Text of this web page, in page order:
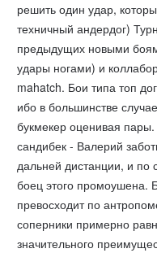
решить один удар,
техничный андердог)
предыдущих новыми
удары ногами) и
mahatch. Бои типа топ
ибо в большинстве
букмекер оценивая
сандибек - Валерий
дальней дистанции, и по
боец этого промоушена.
превосходит по
соперники примерно
значительного